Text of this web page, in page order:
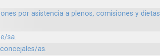
por asistencia a plenos, comisiones y dietas
sa.
as.